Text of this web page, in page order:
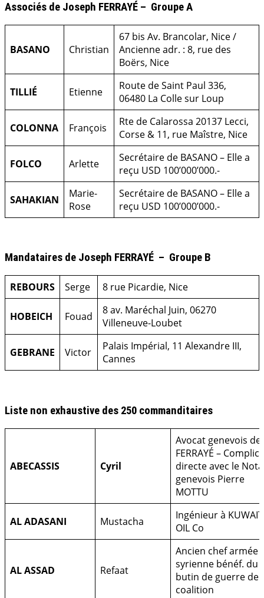
Associés de Joseph FERRAYÉ – Groupe A
BASANO Christian
67 bis Av. Brancolar, Nice /
Ancienne adr. : 8, rue des
Boërs, Nice
TILLIÉ Etienne
Route de Saint Paul 336,
06480 La Colle sur Loup
COLONNA François Rte de Calarossa 20137 Lecci,
Corse & 11, rue Maîstre, Nice
FOLCO Arlette
Secrétaire de BASANO – Elle a
reçu USD 100’000’000.-
SAHAKIAN
Marie-
Rose
Secrétaire de BASANO – Elle a
reçu USD 100’000’000.-
Mandataires de Joseph FERRAYÉ – Groupe B
REBOURS Serge 8 rue Picardie, Nice
HOBEICH Fouad
8 av. Maréchal Juin, 06270
Villeneuve-Loubet
GEBRANE Victor
Palais Impérial, 11 Alexandre III,
Cannes
Liste non exhaustive des 250 commanditaires
ABECASSIS Cyril
Avocat genevois de
FERRAYÉ –
directe avec le
genevois Pierre
MOTTU
AL ADASANI Mustacha
Ingénieur à KUWAIT
OIL Co
AL ASSAD Refaat
Ancien chef armée
syrienne bénéf. du
butin de guerre de
coalition